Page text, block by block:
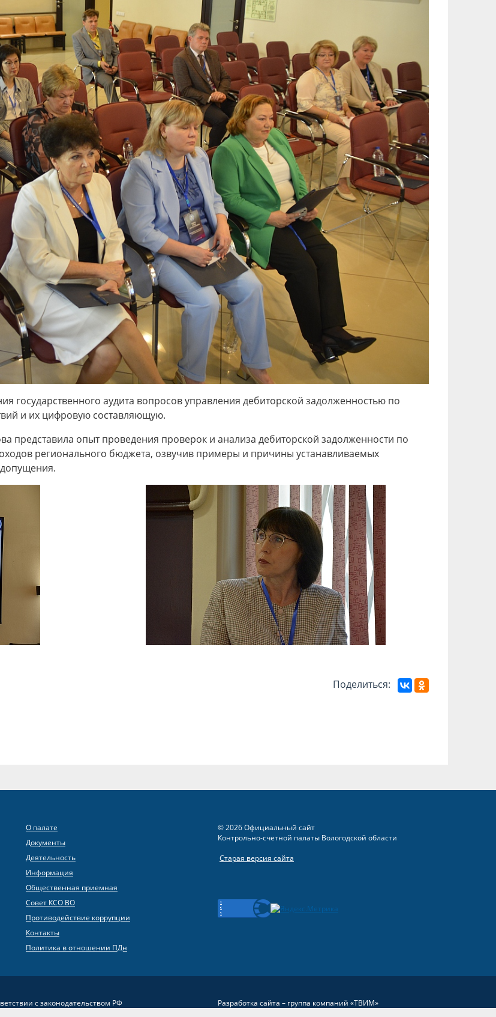
государственного аудита вопросов управления дебиторской задолженностью по
и их цифровую составляющую.
представила опыт проведения проверок и анализа дебиторской задолженности по
регионального бюджета, озвучив примеры и причины устанавливаемых
Поделиться:
О палате
Документы
Деятельность
Информация
Общественная приемная
Совет КСО ВО
Противодействие коррупции
Контакты
Политика в отношении ПДн
© 2026 Официальный сайт
Контрольно-счетной палаты Вологодской области
Старая версия сайта
с законодательством РФ Разработка сайта – группа компаний «ТВИМ»